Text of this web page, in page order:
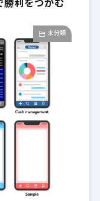
勝利をつかむ
未分類